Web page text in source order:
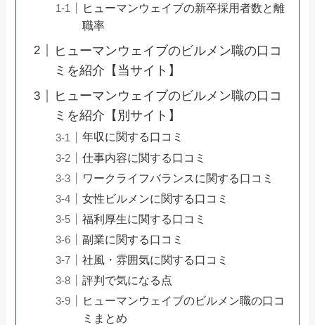
ヒューマンウェイブの新卒採用者数と離
職率
ヒューマンウェイブのビルメン職の口コ
ミを紹介【当サイト】
ヒューマンウェイブのビルメン職の口コ
ミを紹介【別サイト】
年収に関する口コミ
仕事内容に関する口コミ
ワークライフバランスに関する口コミ
女性ビルメンに関する口コミ
福利厚生に関する口コミ
副業に関する口コミ
社風・雰囲気に関する口コミ
評判で気になる点
ヒューマンウェイブのビルメン職の口コ
ミまとめ